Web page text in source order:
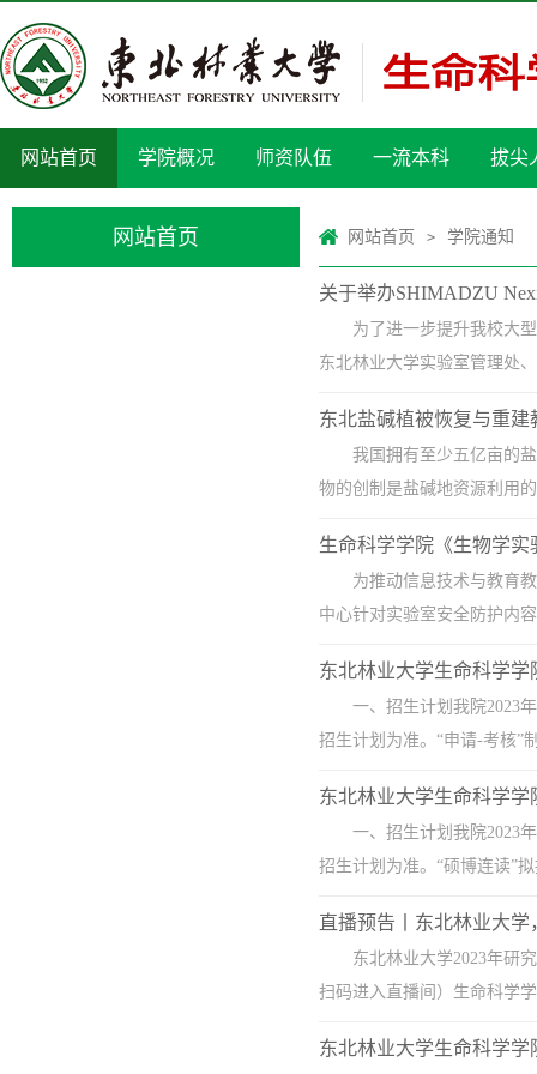
网站首页 学院概况 师资队伍 一流本科 拔尖
网站首页 网站首页 > 学院通知
关于举办SHIMADZU
为了进一步提升我校大
东北林业大学实验室管理处
东北盐碱植被恢复与重
我国拥有至少五亿亩的
物的创制是盐碱地资源利用
生命科学学院《生物学
为推动信息技术与教育
中心针对实验室安全防护内
东北林业大学生命科学学
一、招生计划我院2023
招生计划为准。“申请-考核”
东北林业大学生命科学学
一、招生计划我院2023
招生计划为准。“硕博连读”
直播预告丨东北林业大
东北林业大学2023年研
扫码进入直播间）​生命科学
东北林业大学生命科学学